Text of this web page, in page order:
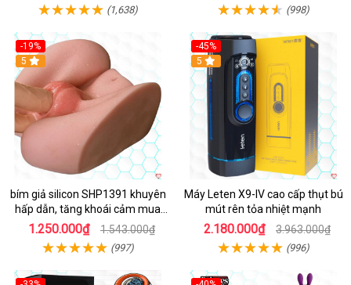
(1,638) (998)
-19%
Hot
5
bím giả silicon SHP1391 khuyên
hấp dẫn, tăng khoái cảm mua
ngay
1.250.000₫ 1.543.000₫
(997)
-45%
Hot
5
Máy Leten X9-IV cao cấp thụt bú
mút rên tỏa nhiệt mạnh
2.180.000₫ 3.963.000₫
(996)